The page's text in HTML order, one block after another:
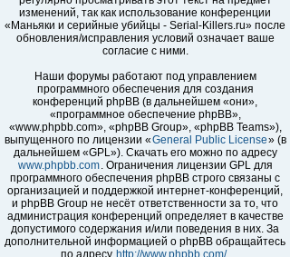
изменений, так как использование конференции
«Маньяки и серийные убийцы - Serial-Killers.ru» после
обновления/исправления условий означает ваше
согласие с ними.
Наши форумы работают под управлением
программного обеспечения для создания
конференций phpBB (в дальнейшем «они»,
«программное обеспечение phpBB»,
«www.phpbb.com», «phpBB Group», «phpBB Teams»),
выпущенного по лицензии «General Public License» (в
дальнейшем «GPL»). Скачать его можно по адресу
www.phpbb.com. Ограничения лицензии GPL для
программного обеспечения phpBB строго связаны с
организацией и поддержкой интернет-конференций,
и phpBB Group не несёт ответственности за то, что
администрация конференций определяет в качестве
допустимого содержания и/или поведения в них. За
дополнительной информацией о phpBB обращайтесь
по адресу http://www.phpbb.com/.